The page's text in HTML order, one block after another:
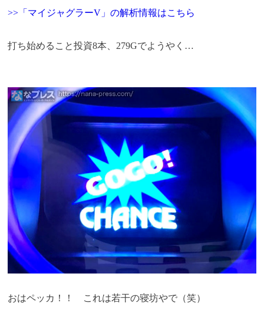
>>「マイジャグラーV」の解析情報はこちら
打ち始めること投資8本、279Gでようやく…
おはペッカ！！ これは若干の寝坊やで（笑）